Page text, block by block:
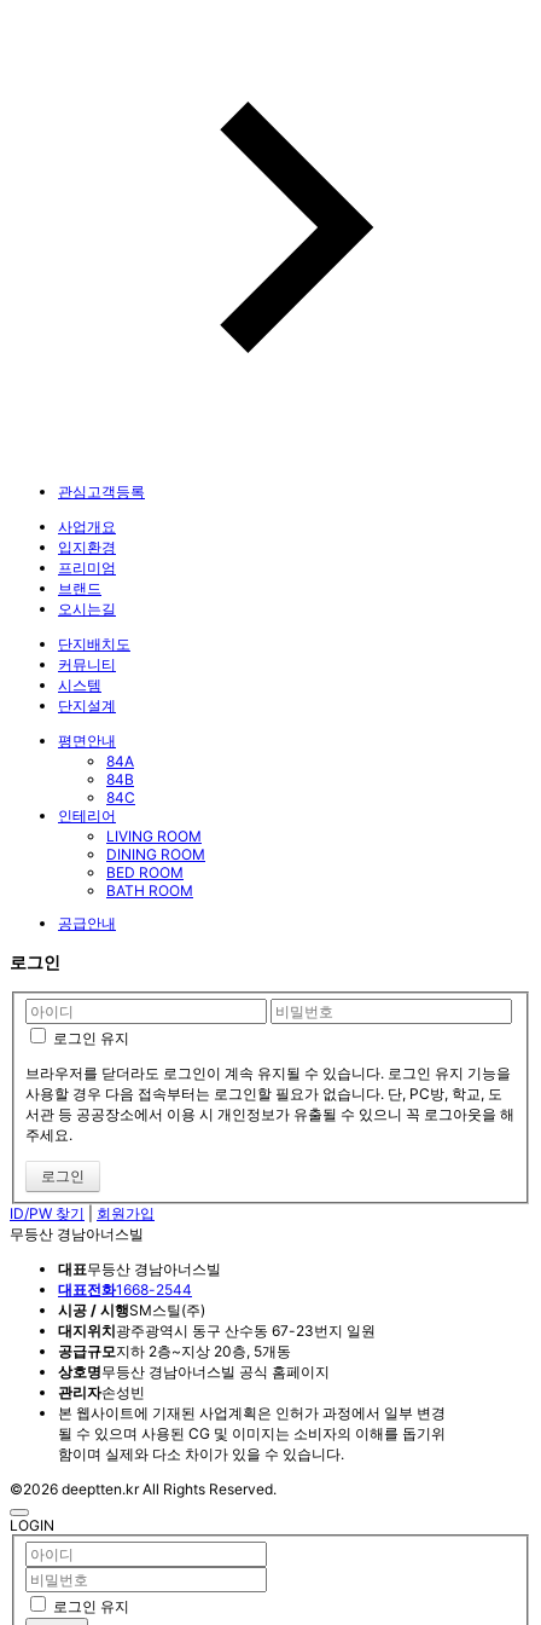
관심고객등록
사업개요
입지환경
프리미엄
브랜드
오시는길
단지배치도
커뮤니티
시스템
단지설계
평면안내
84A
84B
84C
인테리어
LIVING ROOM
DINING ROOM
BED ROOM
BATH ROOM
공급안내
로그인
로그인 유지
브라우저를 닫더라도 로그인이 계속 유지될 수 있습니다. 로그인 유지 기능을
사용할 경우 다음 접속부터는 로그인할 필요가 없습니다. 단, PC방, 학교, 도
서관 등 공공장소에서 이용 시 개인정보가 유출될 수 있으니 꼭 로그아웃을 해
주세요.
ID/PW 찾기
회원가입
무등산 경남아너스빌
대표무등산 경남아너스빌
대표전화1668-2544
시공 / 시행SM스틸(주)
대지위치광주광역시 동구 산수동 67-23번지 일원
공급규모지하 2층~지상 20층, 5개동
상호명무등산 경남아너스빌 공식 홈페이지
관리자손성빈
본 웹사이트에 기재된 사업계획은 인허가 과정에서 일부 변경
될 수 있으며 사용된 CG 및 이미지는 소비자의 이해를 돕기위
함이며 실제와 다소 차이가 있을 수 있습니다.
©2026 deeptten.kr All Rights Reserved.
LOGIN
로그인 유지